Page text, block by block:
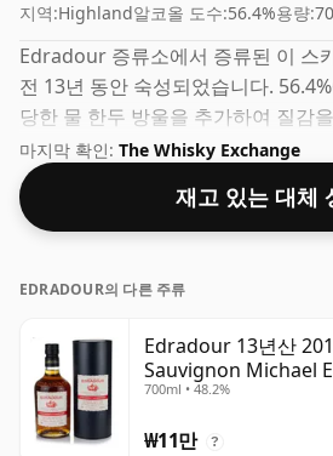
지역:Highland알코올 도수:56.4%용량:
Edradour 증류소에서 증류된 이 스
전 13년 동안 숙성되었습니다.
당한 물 한두 방울을 추가하여 질감
수 있습니다.
마지막 확인: The Whisky Exchange
재고 있는 대체
EDRADOUR의 다른 주류
Edradour 13년산
Sauvignon Michael
700ml • 48.2%
₩11만 ?